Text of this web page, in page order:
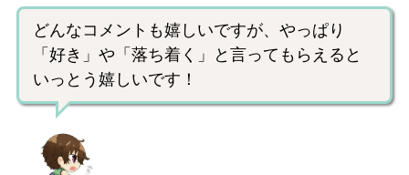
どんなコメントも嬉しいですが、やっぱり
「好き」や「落ち着く」と言ってもらえると
いっとう嬉しいです！